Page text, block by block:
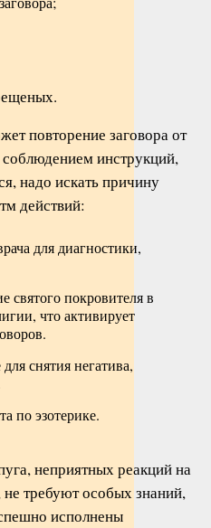
повторение заговора от
инструкций,
надо искать причину
действий:
для диагностики,
святого покровителя в
что активирует
снятия негатива,
по эзотерике.
неприятных реакций на
требуют особых знаний,
исполнены